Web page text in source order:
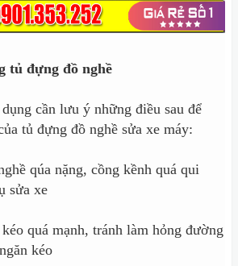
tủ đựng đồ nghề
cần lưu ý những điều sau để
tủ đựng đồ nghề sửa xe máy:
qúa nặng, cồng kềnh quá qui
sửa xe
quá mạnh, tránh làm hỏng đường
kéo